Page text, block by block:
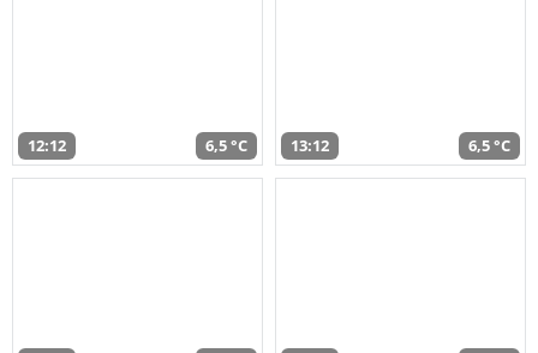
12:12 6,5 °C 13:12 6,5 °C